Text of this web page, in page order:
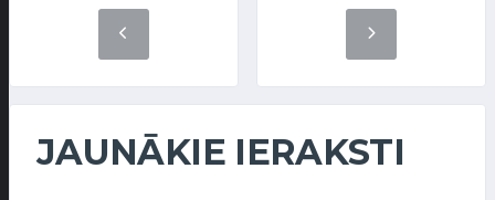
JAUNĀKIE IERAKSTI